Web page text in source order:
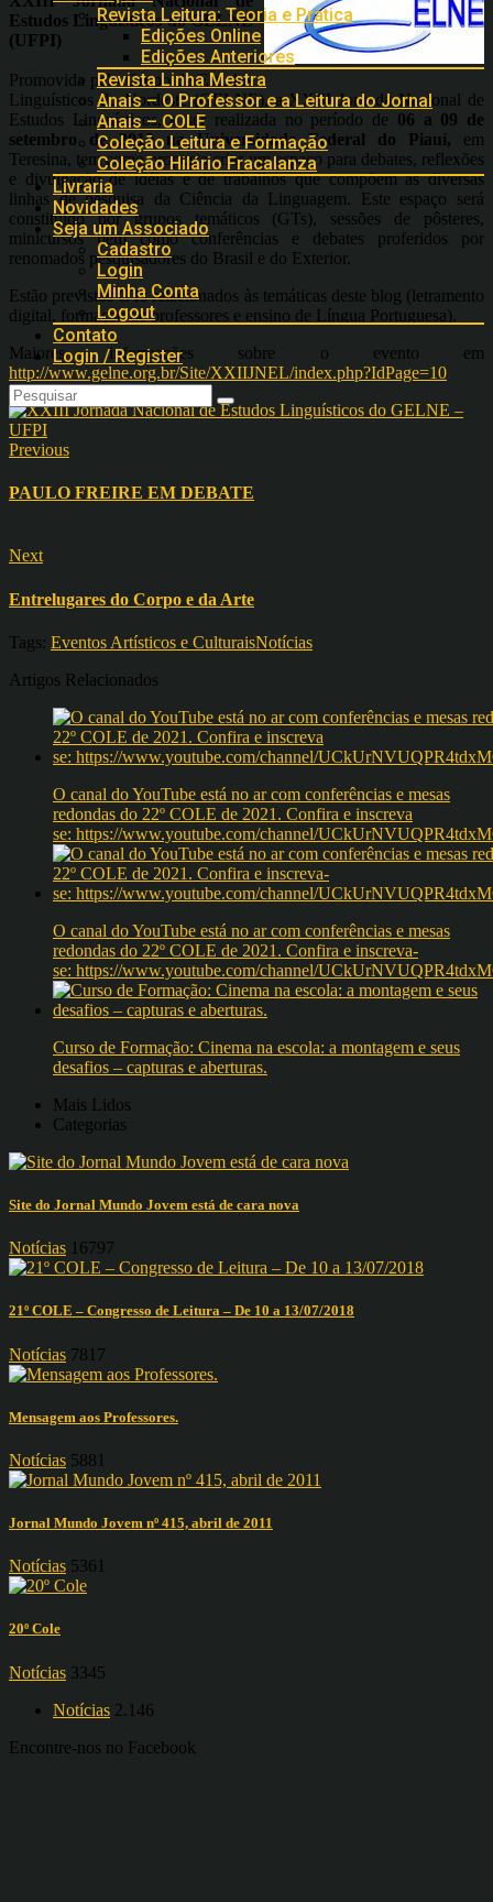
Revista Leitura: Teoria e Prática
Edições Online
Edições Anteriores
Revista Linha Mestra
Anais – O Professor e a Leitura do Jornal
Anais – COLE
Coleção Leitura e Formação
Coleção Hilário Fracalanza
Livraria
Novidades
Seja um Associado
Cadastro
Login
Minha Conta
Logout
Contato
Login / Register
Estudos Linguísticos do GELNE
(UFPI)
Promovida pelo Grupo de Estudos
Linguísticos do Nordeste (GELNE), a XXIII Jornada Nacional de
Estudos Linguísticos, a ser realizada no período de 06 a 09 de
setembro de 2010 na Universidade Federal do Piauí, em
Teresina, tem como proposta criar um espaço para debates, reflexões
e divulgação de idéias e de trabalhos que compõem as diversas
linhas de pesquisa da Ciência da Linguagem. Este espaço será
constituído por grupos temáticos (GTs), sessões de pôsteres,
minicursos bem como conferências e debates proferidos por
renomados pesquisadores do Brasil e do Exterior.
Estão previstos GTs relacionados às temáticas deste blog (letramento
digital, formação de professores e ensino de Língua Portuguesa).
Maiores informações sobre o evento em
http://www.gelne.org.br/Site/XXIIJNEL/index.php?IdPage=10
Previous
PAULO FREIRE EM DEBATE
Next
Entrelugares do Corpo e da Arte
Tags: Eventos Artísticos e CulturaisNotícias
Artigos Relacionados
O canal do YouTube está no ar com conferências e mesas
redondas do 22º COLE de 2021. Confira e inscreva
se: https://www.youtube.com/channel/
O canal do YouTube está no ar com conferências e mesas
redondas do 22º COLE de 2021. Confira e inscreva-
se: https://www.youtube.com/channel/
Curso de Formação: Cinema na escola: a montagem e seus
desafios – capturas e aberturas.
Mais Lidos
Categorias
Site do Jornal Mundo Jovem está de cara nova
Notícias 16797
21º COLE – Congresso de Leitura – De 10 a 13/07/2018
Notícias 7817
Mensagem aos Professores.
Notícias 5881
Jornal Mundo Jovem nº 415, abril de 2011
Notícias 5361
20º Cole
Notícias 3345
Notícias 2.146
Encontre-nos no Facebook